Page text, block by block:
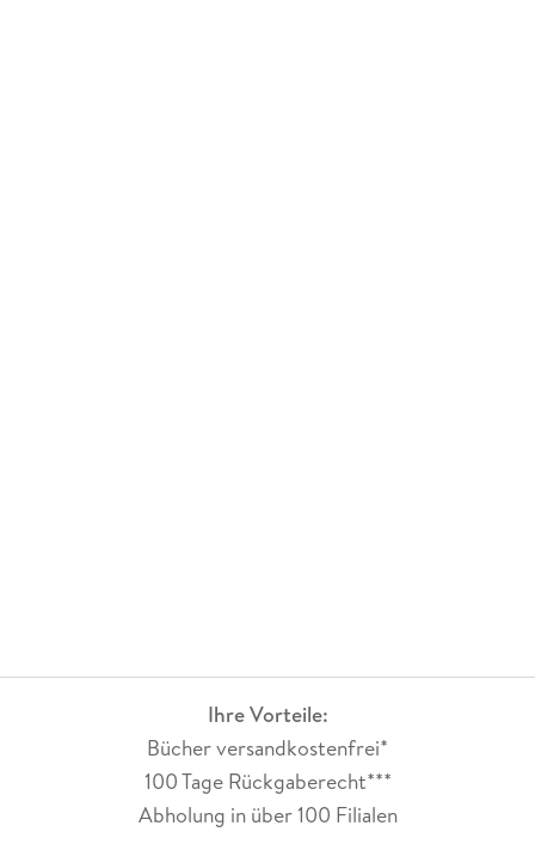
Ihre Vorteile:
Bücher versandkostenfrei*
100 Tage Rückgaberecht***
Abholung in über 100 Filialen